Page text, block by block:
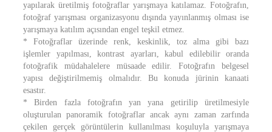
yapılarak üretilmiş fotoğraflar yarışmaya katılamaz. Fotoğrafın,
fotoğraf yarışması organizasyonu dışında yayınlanmış olması ise
yarışmaya katılım açısından engel teşkil etmez.
* Fotoğraflar üzerinde renk, keskinlik, toz alma gibi bazı
işlemler yapılması, kontrast ayarları, kabul edilebilir oranda
fotoğrafik müdahalelere müsaade edilir. Fotoğrafın belgesel
yapısı değiştirilmemiş olmalıdır. Bu konuda jürinin kanaati
esastır.
* Birden fazla fotoğrafın yan yana getirilip üretilmesiyle
oluşturulan panoramik fotoğraflar ancak aynı zaman zarfında
çekilen gerçek görüntülerin kullanılması koşuluyla yarışmaya